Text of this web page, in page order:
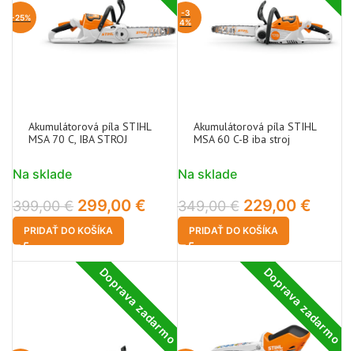
-25%
Akumulátorová píla STIHL
MSA 70 C, IBA STROJ
Na sklade
399,00€ 299,00 €
PRIDAŤ DO KOŠÍKA
-3
4%
Akumulátorová píla STIHL
MSA 60 C-B iba stroj
Na sklade
349,00€ 229,00 €
PRIDAŤ DO KOŠÍKA
Doprava zadarmo Doprava zadarmo